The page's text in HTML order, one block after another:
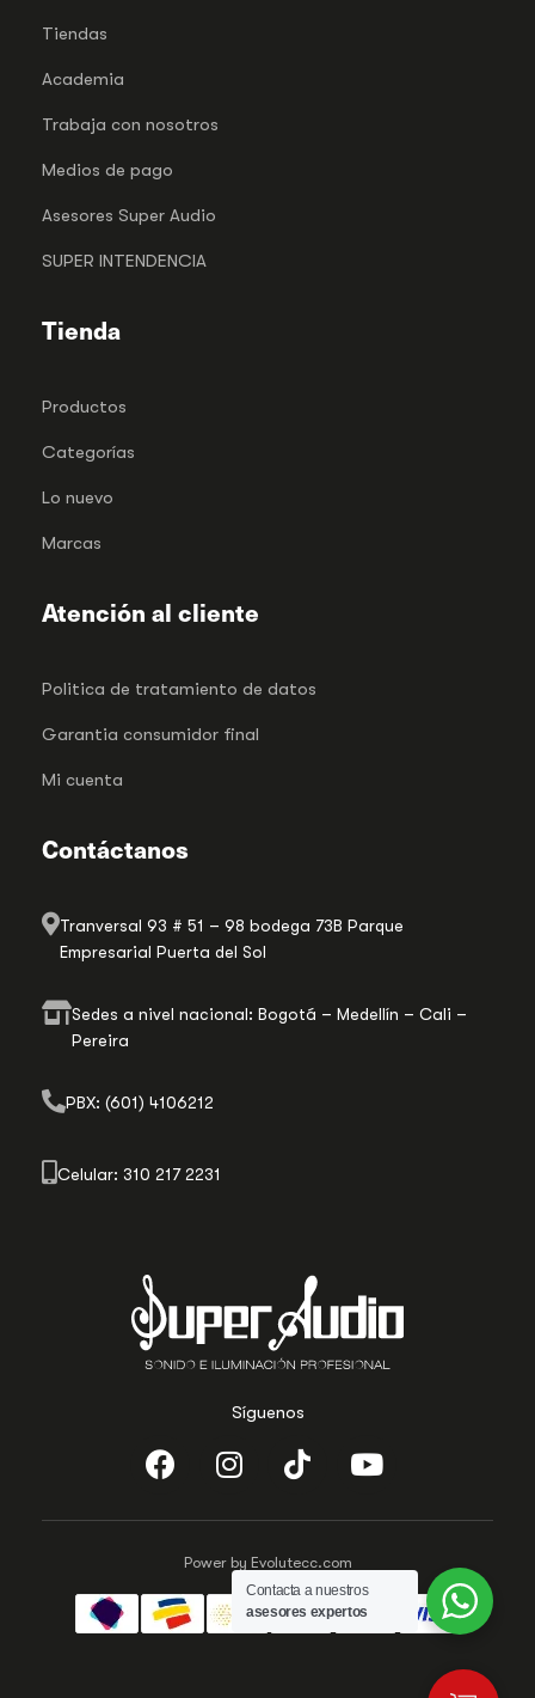
Síguenos
Tiendas
Academia
Trabaja con nosotros
Medios de pago
Asesores Super Audio
SUPER INTENDENCIA
Tienda
Productos
Categorías
Lo nuevo
Marcas
Atención al cliente
Politica de tratamiento de datos
Garantia consumidor final
Mi cuenta
Contáctanos
Tranversal 93 # 51 – 98 bodega 73B Parque
Empresarial Puerta del Sol
Sedes a nivel nacional: Bogotá – Medellín – Cali –
Pereira
PBX: (601) 4106212
Celular: 310 217 2231
Power by Evolutecc.com
Contacta a nuestros
asesores expertos